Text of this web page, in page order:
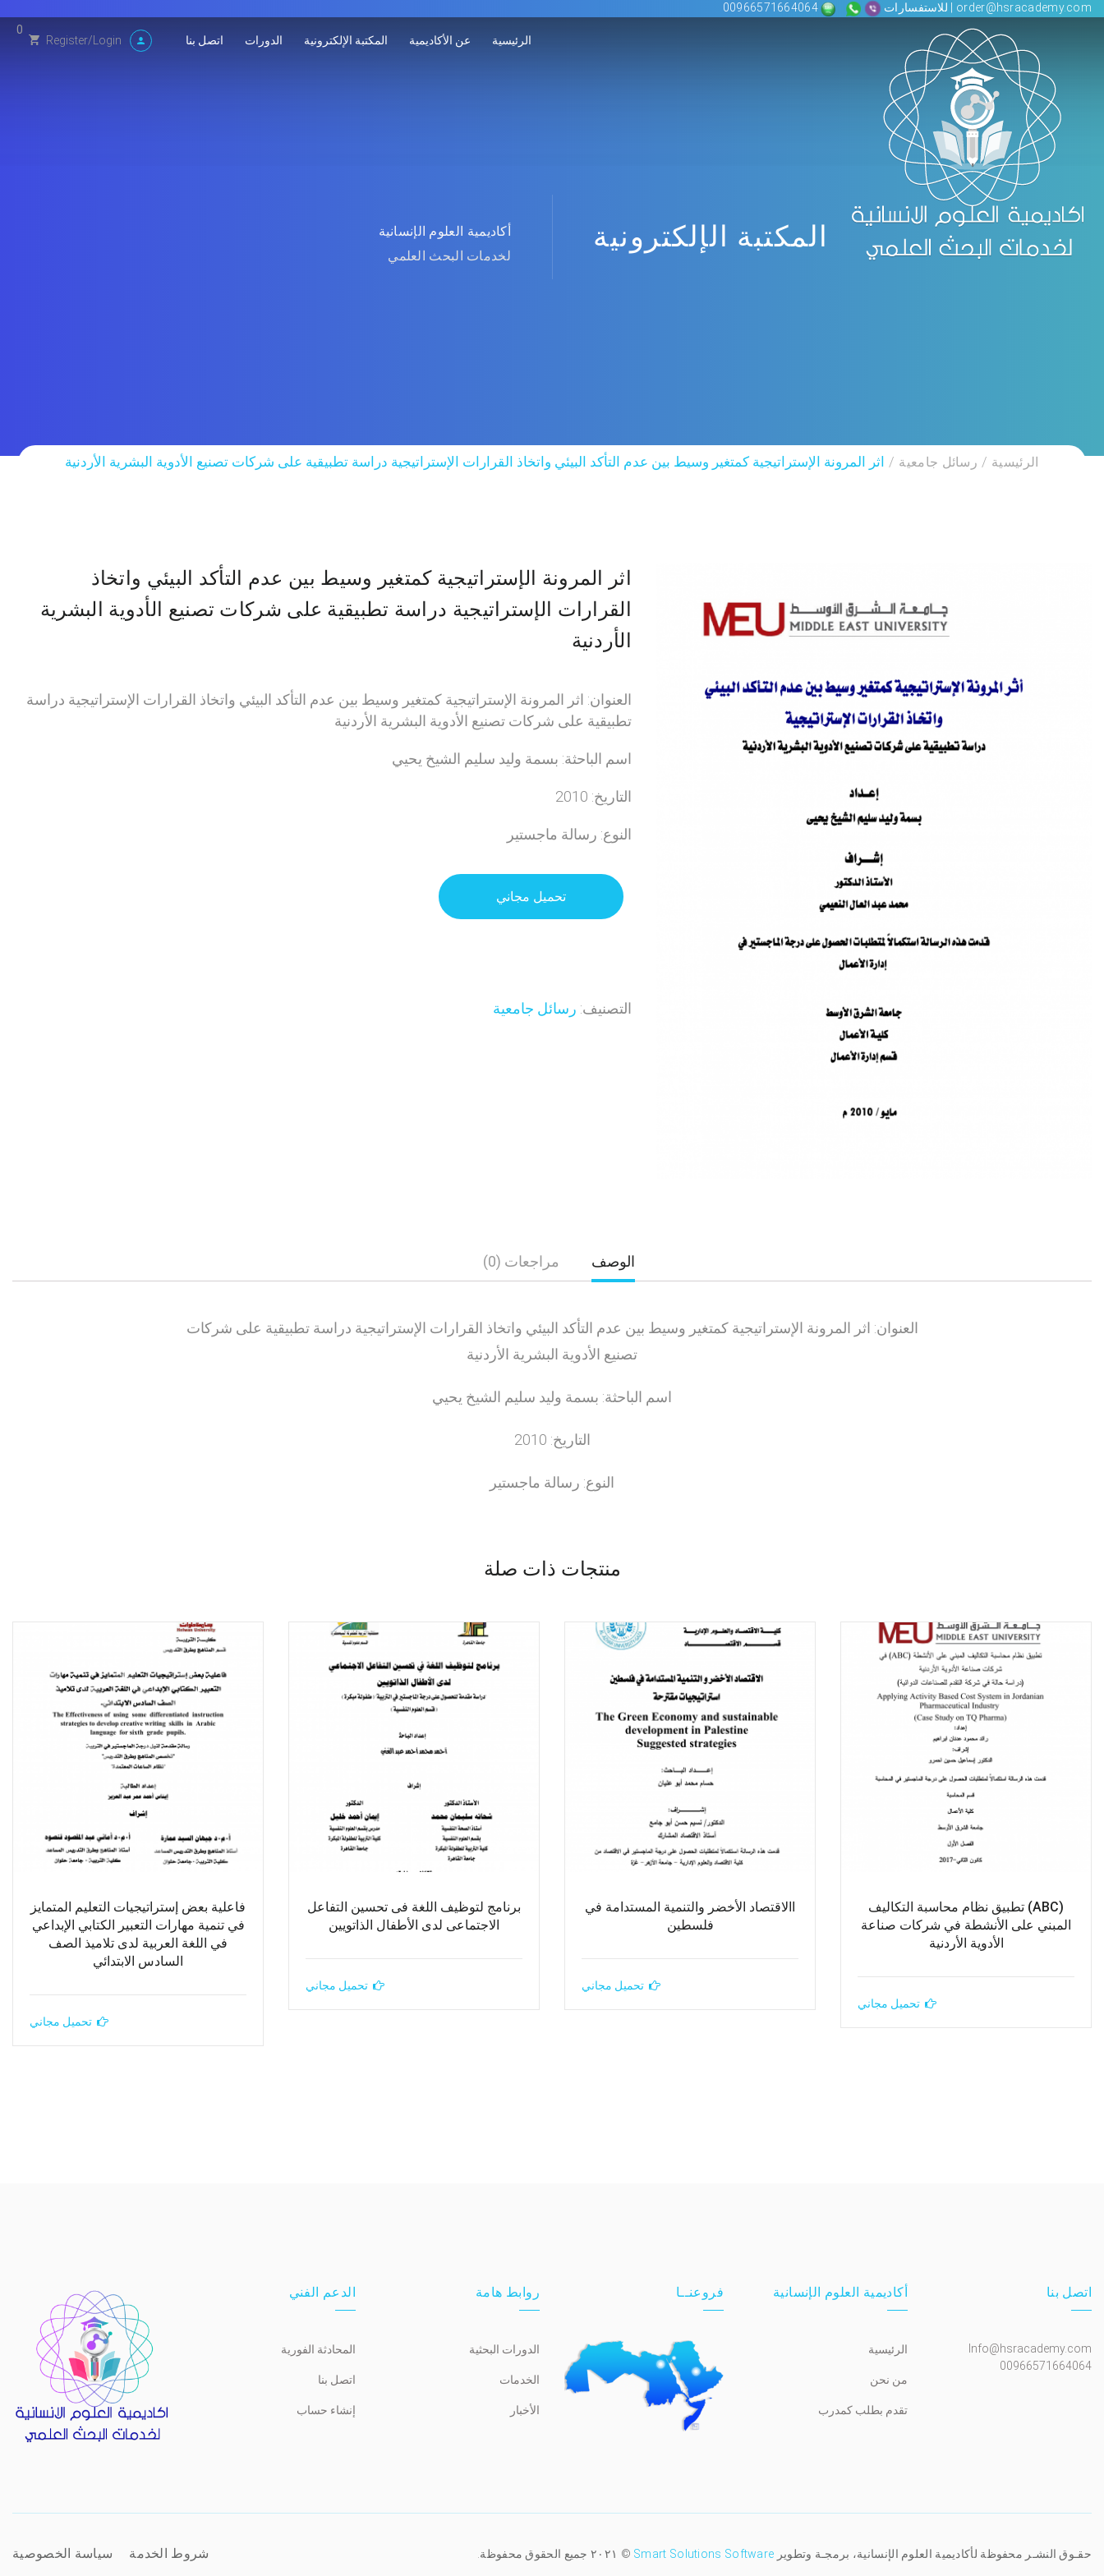
order@hsracademy.com | للاستفسارات 00966571664064
الرئيسية عن الأكاديمية المكتبة الإلكترونية الدورات اتصل بنا Register/Login
0
المكتبة الإلكترونية
أكاديمية العلوم الإنسانية
لخدمات البحث العلمي
الرئيسية رسائل جامعية اثر المرونة الإستراتيجية كمتغير وسيط بين عدم التأكد البيئي واتخاذ القرارات الإستراتيجية دراسة تطبيقية على شركات تصنيع الأدوية البشرية الأردنية
اثر المرونة الإستراتيجية كمتغير وسيط بين عدم التأكد البيئي واتخاذ
القرارات الإستراتيجية دراسة تطبيقية على شركات تصنيع الأدوية البشرية
الأردنية
العنوان: اثر المرونة الإستراتيجية كمتغير وسيط بين عدم التأكد البيئي واتخاذ القرارات الإستراتيجية دراسة
تطبيقية على شركات تصنيع الأدوية البشرية الأردنية
اسم الباحثة: بسمة وليد سليم الشيخ يحيي
التاريخ: 2010
النوع: رسالة ماجستير
تحميل مجاني
التصنيف: رسائل جامعية
الوصف مراجعات (0)
العنوان: اثر المرونة الإستراتيجية كمتغير وسيط بين عدم التأكد البيئي واتخاذ القرارات الإستراتيجية دراسة تطبيقية على شركات
تصنيع الأدوية البشرية الأردنية
اسم الباحثة: بسمة وليد سليم الشيخ يحيي
التاريخ: 2010
النوع: رسالة ماجستير
منتجات ذات صلة
(ABC) تطبيق نظام محاسبة التكاليف
المبني على الأنشطة في شركات صناعة
الأدوية الأردنية
تحميل مجاني
االاقتصاد الأخضر والتنمية المستدامة في
فلسطين
تحميل مجاني
برنامج لتوظيف اللغة فى تحسين التفاعل
الاجتماعى لدى الأطفال الذاتويين
تحميل مجاني
فاعلية بعض إستراتيجيات التعليم المتمايز
في تنمية مهارات التعبير الكتابي الإبداعي
في اللغة العربية لدى تلاميذ الصف
السادس الابتدائي
تحميل مجاني
اتصل بنا
Info@hsracademy.com
00966571664064
أكاديمية العلوم الإنسانية
الرئيسية
من نحن
تقدم بطلب كمدرب
فروعنــا روابط هامة
الدورات البحثية
الخدمات
الأخبار
الدعم الفني
المحادثة الفورية
اتصل بنا
إنشاء حساب
حقـوق النشـر محفوظة لأكاديمية العلوم الإنسانية، برمجـة وتطوير Smart Solutions Software © ٢٠٢١ جميع الحقوق محفوظة. شروط الخدمة سياسة الخصوصية